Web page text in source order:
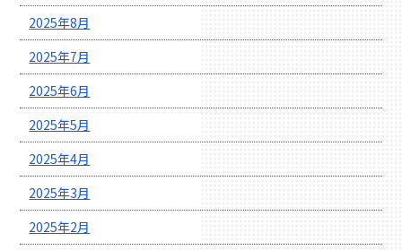
2025年8月
2025年7月
2025年6月
2025年5月
2025年4月
2025年3月
2025年2月